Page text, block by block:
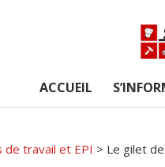
ACCUEIL
travail et EPI > Le gilet